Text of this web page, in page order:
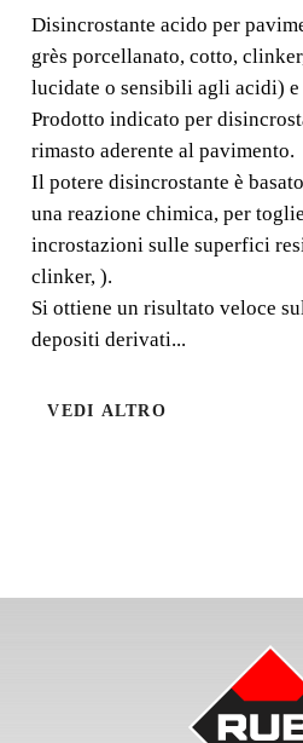
grès porcellanato, cotto,
lucidate o sensibili agli acidi)
Disincrostante acido per
grès porcellanato, cotto,
lucidate o sensibili agli acidi)
Prodotto indicato per
rimasto aderente al pavimento.
Il potere disincrostante è
una reazione chimica, per
incrostazioni sulle superfici
clinker, ).
Si ottiene un risultato veloce
depositi derivati...
VEDI ALTRO